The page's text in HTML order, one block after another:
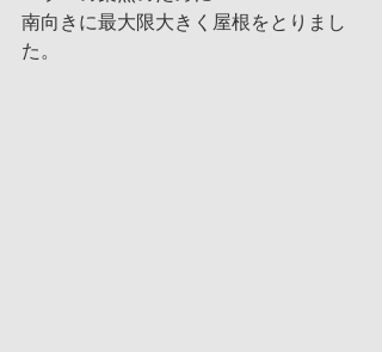
南向きに最大限大きく屋根をとりまし
た。